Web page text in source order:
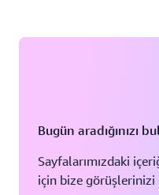
Bugün aradığınızı
Sayfalarımızdaki
için bize